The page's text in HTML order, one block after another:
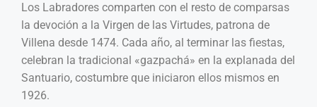
Los Labradores comparten con el resto de comparsas
la devoción a la Virgen de las Virtudes, patrona de
Villena desde 1474. Cada año, al terminar las fiestas,
celebran la tradicional «gazpachá» en la explanada del
Santuario, costumbre que iniciaron ellos mismos en
1926.